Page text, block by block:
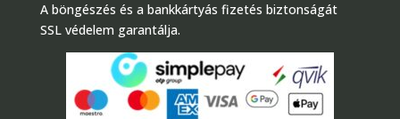
A böngészés és a bankkártyás fizetés biztonságát
SSL védelem garantálja.